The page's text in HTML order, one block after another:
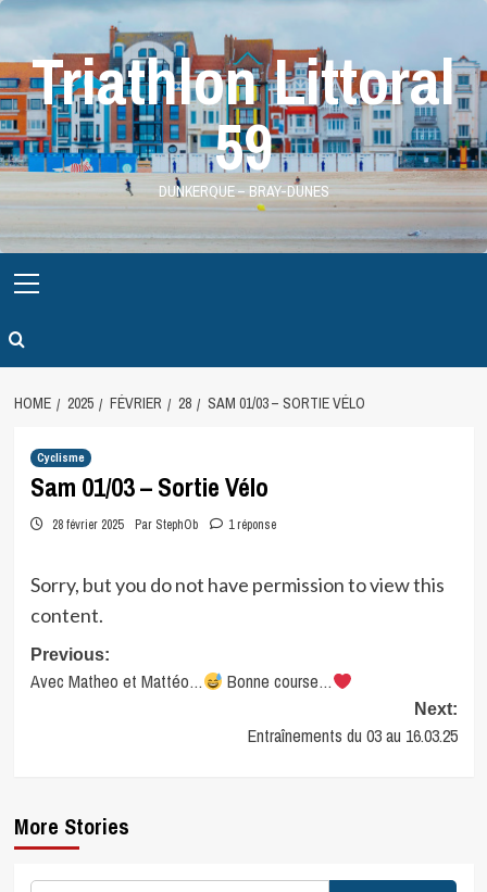
Skip
contentTriathlon Littoral
59
DUNKERQUE – BRAY-DUNES
Menu
HOME 2025 FÉVRIER 28 SAM 01/03 – SORTIE VÉLO
Cyclisme
Sam 01/03 – Sortie Vélo
28 février 2025 Par StephOb 1 réponse
Sorry, but you do not have permission to view this
content.
Post
navigation
Previous:
Avec Matheo et Mattéo… Bonne course…
Next:
Entraînements du 03 au 16.03.25
More Stories